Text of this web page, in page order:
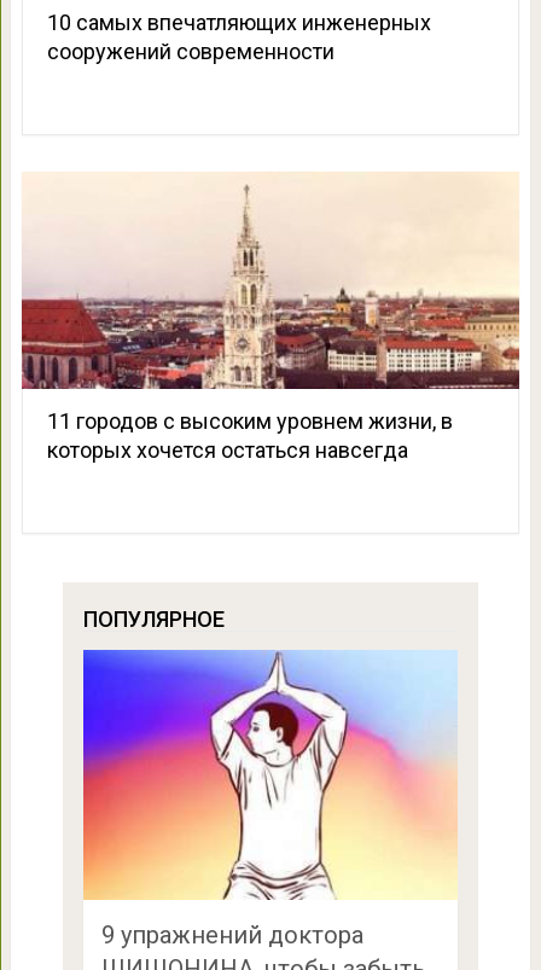
10 самых впечатляющих инженерных
сооружений современности
11 городов с высоким уровнем жизни, в
которых хочется остаться навсегда
ПОПУЛЯРНОЕ
9 упражнений доктора